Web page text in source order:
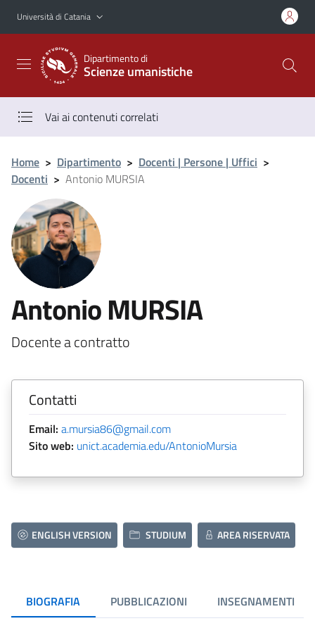
Vai al contenuto principale
Vai al menu di navigazione
Università di Catania
Dipartimento di
Scienze umanistiche
Vai ai contenuti correlati
Home > Dipartimento > Docenti | Persone | Uffici >
Docenti > Antonio MURSIA
Antonio MURSIA
Docente a contratto
Contatti
Email: a.mursia86@gmail.com
Sito web: unict.academia.edu/AntonioMursia
ENGLISH VERSION STUDIUM AREA RISERVATA
BIOGRAFIA PUBBLICAZIONI INSEGNAMENTI